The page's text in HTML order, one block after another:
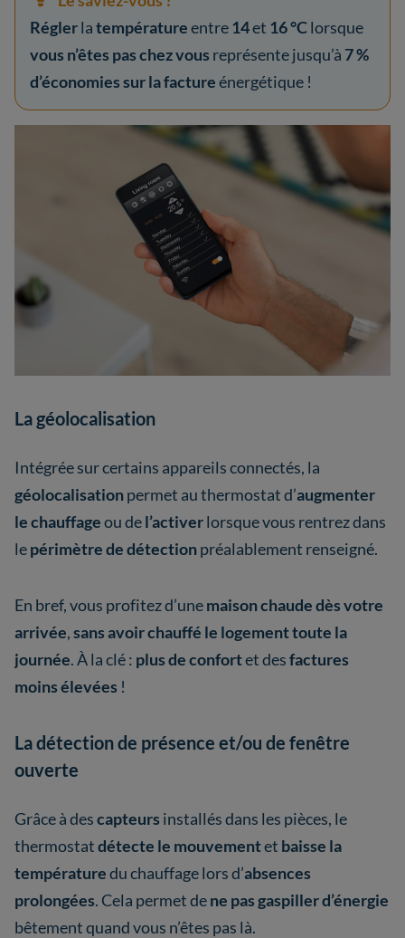
Réglerlatempératureentre14et 16 °Clorsque
vous n’êtes pas chez vous représente jusqu’à 7 %
d’économies sur la factureénergétique !
La géolocalisation
Intégrée sur certains appareils connectés, la
géolocalisationpermet au thermostat d’augmenter
le chauffageou del’activerlorsque vous rentrez dans
lepérimètre de détectionpréalablement renseigné.
En bref, vous profitez d’unemaison chaude dès votre
arrivée,sans avoir chauffé le logement toute la
journée. À la clé : plus de confortet desfactures
moins élevées !
La détection de présence et/ou de fenêtre
ouverte
Grâce à descapteurs installés dans les pièces, le
thermostatdétecte le mouvementet baisse la
températuredu chauffage lors d’absences
prolongées. Cela permet dene pas gaspiller d’énergie
bêtement quand vous n’êtes pas là.